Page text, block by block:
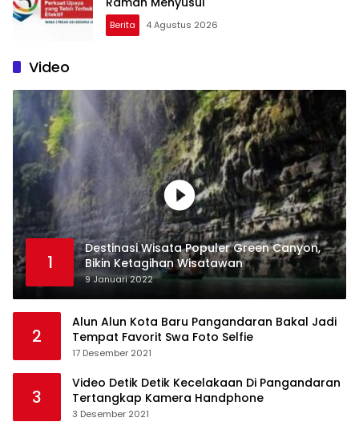
Berita 4 Agustus 2026
Video
1
Destinasi Wisata Populer Green Canyon,
Bikin Ketagihan Wisatawan
9 Januari 2022
2
Alun Alun Kota Baru Pangandaran Bakal Jadi
Tempat Favorit Swa Foto Selfie
17 Desember 2021
3
Video Detik Detik Kecelakaan Di Pangandaran
Tertangkap Kamera Handphone
3 Desember 2021